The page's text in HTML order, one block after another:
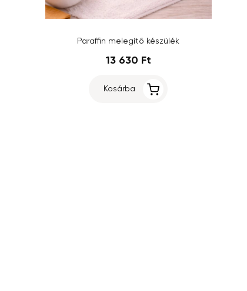
Paraffin melegítő készülék
13 630 Ft
Kosárba